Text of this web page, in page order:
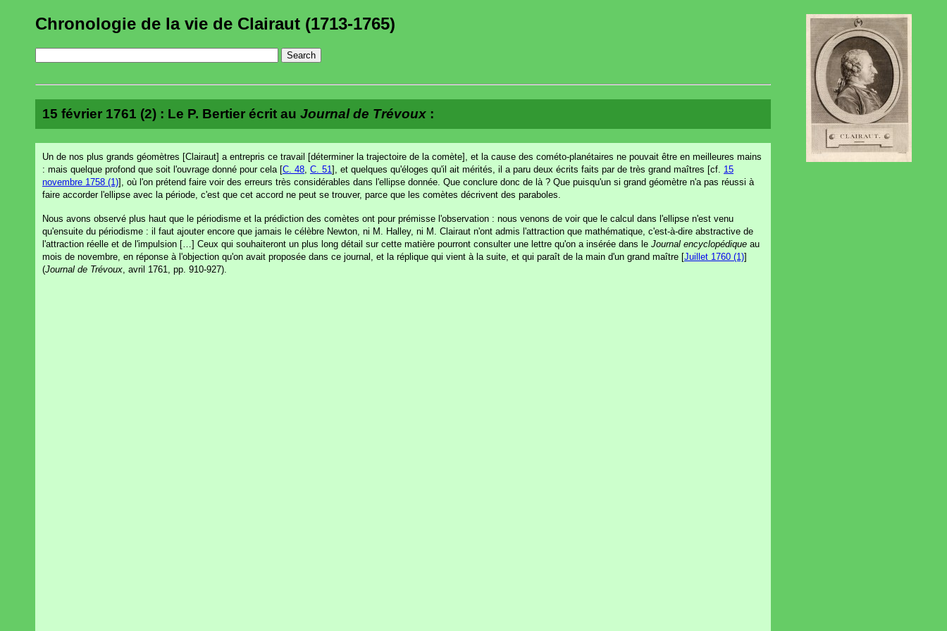
Chronologie de la vie de Clairaut (1713-1765)
15 février 1761 (2) : Le P. Bertier écrit au Journal de Trévoux :
Un de nos plus grands géomètres [Clairaut] a entrepris ce travail [déterminer la trajectoire de la comète], et la cause des cométo-planétaires ne pouvait être en meilleures mains
: mais quelque profond que soit l'ouvrage donné pour cela [C. 48 C. 51 ], et quelques qu'éloges qu'il ait mérités, il a paru deux écrits faits par de très grand maîtres [cf. 15
novembre 1758 (1)], où l'on prétend faire voir des erreurs très considérables dans l'ellipse donnée. Que conclure donc de là ? Que puisqu'un si grand géomètre n'a pas réussi à
faire accorder l'ellipse avec la période, c'est que cet accord ne peut se trouver, parce que les comètes décrivent des paraboles.
Nous avons observé plus haut que le périodisme et la prédiction des comètes ont pour prémisse l'observation : nous venons de voir que le calcul dans l'ellipse n'est venu
qu'ensuite du périodisme : il faut ajouter encore que jamais le célèbre Newton, ni M. Halley, ni M. Clairaut n'ont admis l'attraction que mathématique, c'est-à-dire abstractive de
l'attraction réelle et de l'impulsion […] Ceux qui souhaiteront un plus long détail sur cette matière pourront consulter une lettre qu'on a insérée dans le Journal encyclopédique au
mois de novembre, en réponse à l'objection qu'on avait proposée dans ce journal, et la réplique qui vient à la suite, et qui paraît de la main d'un grand maître [Juillet 1760 (1)]
(Journal de Trévoux , avril 1761, pp. 910-927).